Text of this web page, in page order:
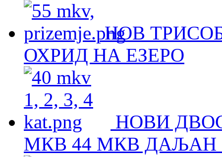
НОВ
ОХРИД НА ЕЗЕРО
НОВИ
МКВ 44 МКВ ДАЉАН